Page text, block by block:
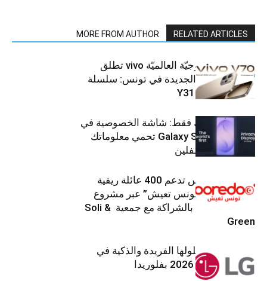
RELATED ARTICLES
MORE FROM AUTHOR
العلامة التّكنولوجيّة العالميّة vivo تطلق
هواتفها الذكيّة الجديدة في تونس: سلسلة
V70 وسلسلة Y31
شاشتك، لعينيك فقط: شاشة الخصوصية في
جهاز Galaxy S26 Ultra تحمي معلوماتك
من أعين المتطفلين
Ooredoo تونس تدعم 400 عائلة ريفية
ضمن برنامج “تونس تعيش” عبر مشروع
تنموي مستدام بالشراكة مع جمعية Soli &
Green
إل جي تقدم حلولها الفريدة والذكية في
معرض (KBIS) 2026 بفلوريدا